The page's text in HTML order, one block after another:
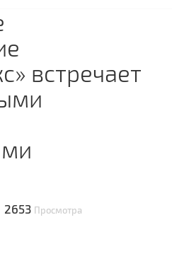
встречает
2653 Просмотра